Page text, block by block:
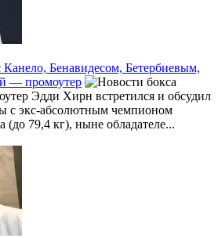
Канело, Бенавидесом, Бетербиевым,
— промоутер
Эдди Хирн встретился и обсудил
с экс-абсолютным чемпионом
(до 79,4 кг), ныне обладателе...